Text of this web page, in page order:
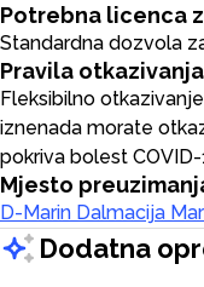
Potrebna licenca
Standardna dozvola
Pravila otkazivanja
Fleksibilno
iznenada morate
pokriva bolest
Mjesto
D-Marin Dalmacija
Dodatna